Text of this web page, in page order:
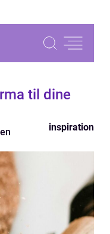
til dine
inspiration